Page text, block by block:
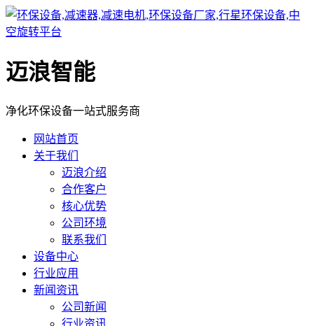
迈浪智能
净化环保设备一站式服务商
网站首页
关于我们
迈浪介绍
合作客户
核心优势
公司环境
联系我们
设备中心
行业应用
新闻资讯
公司新闻
行业资讯